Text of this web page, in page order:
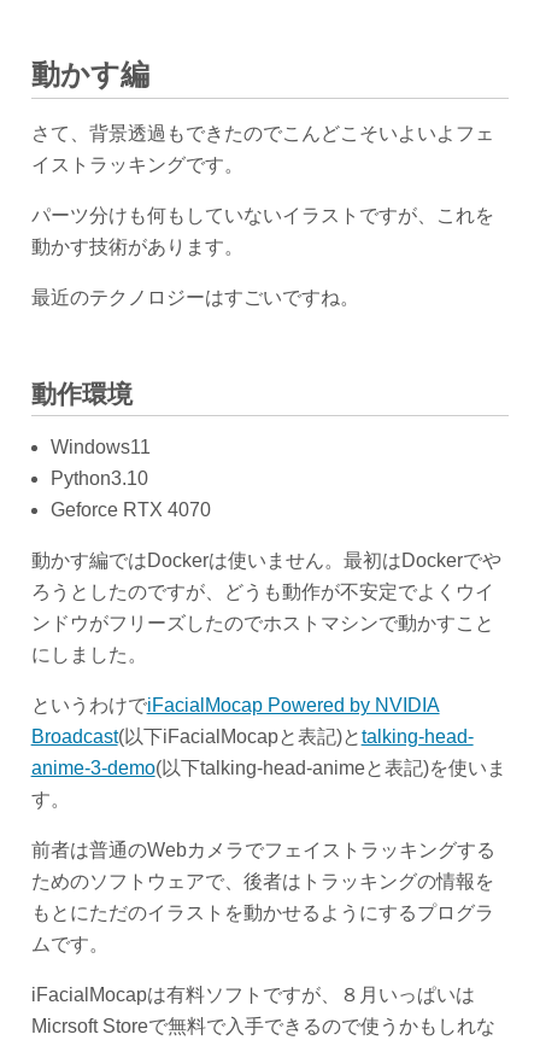
動かす編
さて、背景透過もできたのでこんどこそいよいよフェ
イストラッキングです。
パーツ分けも何もしていないイラストですが、これを
動かす技術があります。
最近のテクノロジーはすごいですね。
動作環境
Windows11
Python3.10
Geforce RTX 4070
動かす編ではDockerは使いません。最初はDockerでや
ろうとしたのですが、どうも動作が不安定でよくウイ
ンドウがフリーズしたのでホストマシンで動かすこと
にしました。
というわけでiFacialMocap Powered by NVIDIA
Broadcast(以下iFacialMocapと表記)とtalking-head-
anime-3-demo(以下talking-head-animeと表記)を使いま
す。
前者は普通のWebカメラでフェイストラッキングする
ためのソフトウェアで、後者はトラッキングの情報を
もとにただのイラストを動かせるようにするプログラ
ムです。
iFacialMocapは有料ソフトですが、８月いっぱいは
Micrsoft Storeで無料で入手できるので使うかもしれな